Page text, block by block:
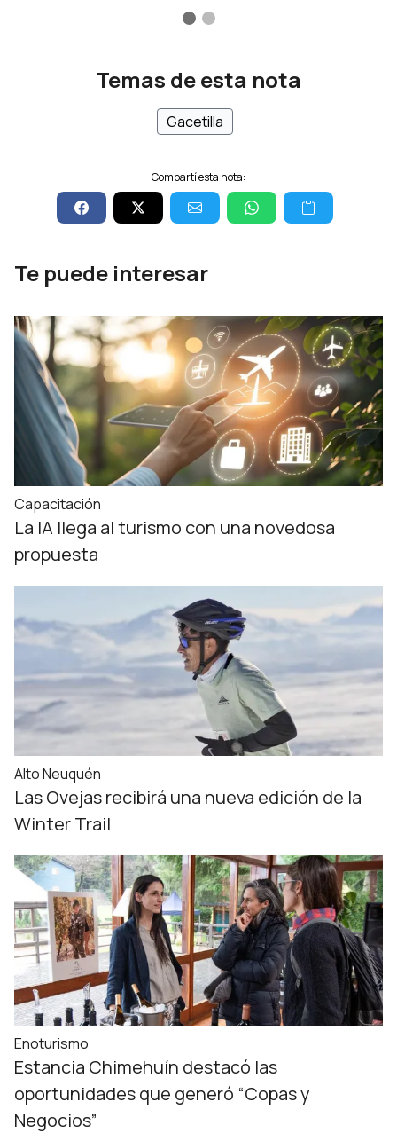
Temas de esta nota
Gacetilla
Compartí esta nota:
Te puede interesar
Capacitación
La IA llega al turismo con una novedosa
propuesta
Alto Neuquén
Las Ovejas recibirá una nueva edición de la
Winter Trail
Enoturismo
Estancia Chimehuín destacó las
oportunidades que generó “Copas y
Negocios”